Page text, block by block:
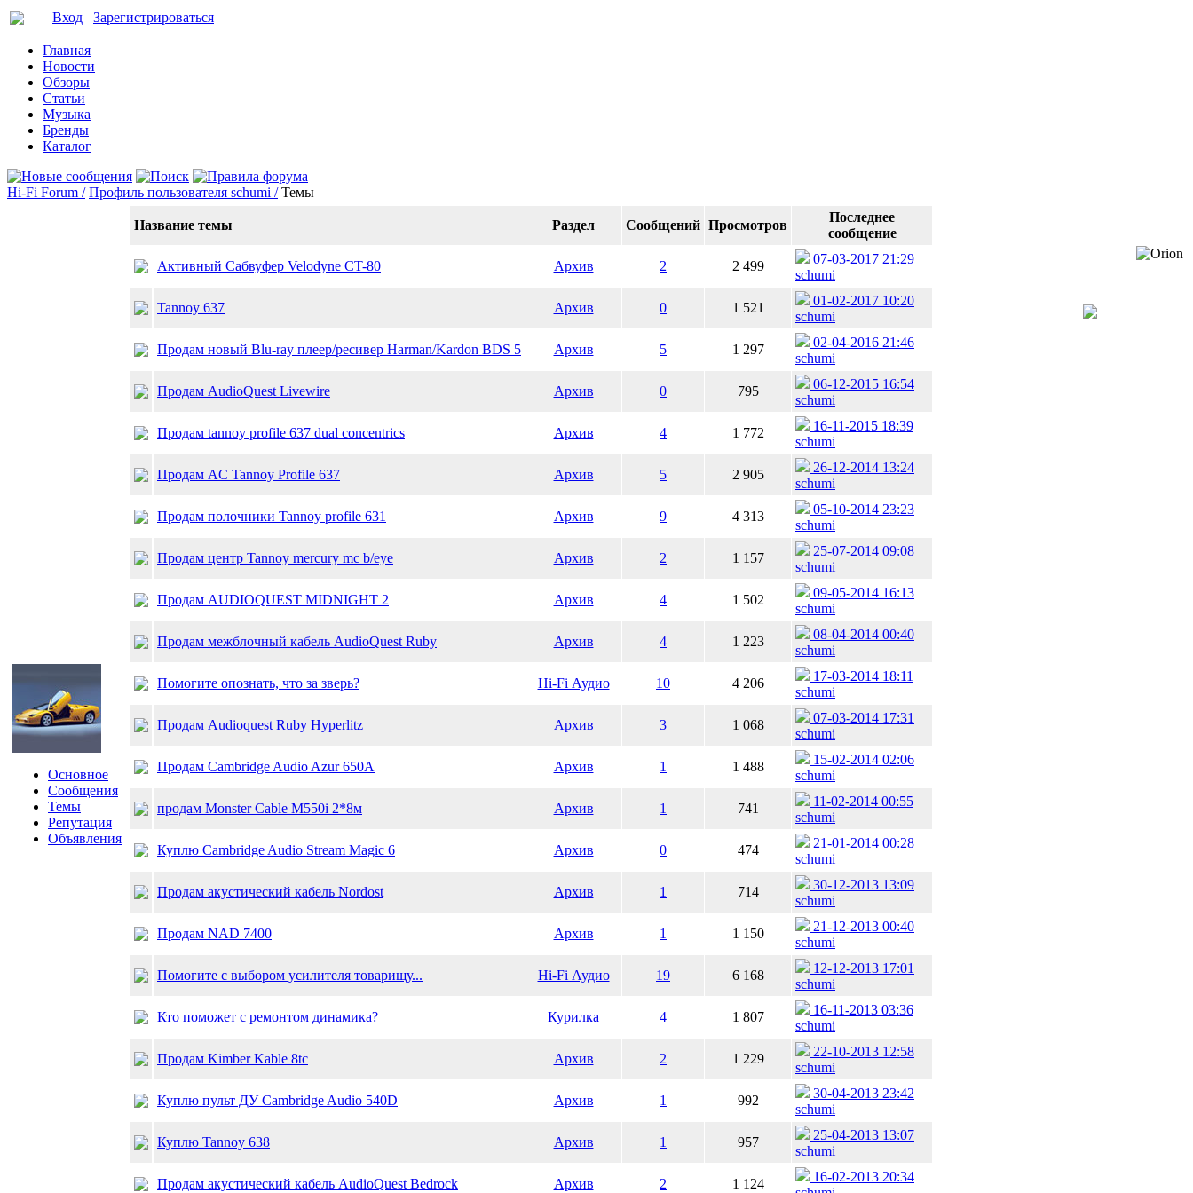
Вход Зарегистрироваться
Главная
Новости
Обзоры
Статьи
Музыка
Бренды
Каталог
Hi-Fi Forum / Профиль пользователя schumi / Темы
Основное
Сообщения
Темы
Репутация
Объявления
Название темы Раздел Сообщений Просмотров
Последнее
сообщение
Активный Сабвуфер Velodyne CT-80 Архив 2 2 499
07-03-2017 21:29
schumi
Tannoy 637 Архив 0 1 521
01-02-2017 10:20
schumi
Продам новый Blu-ray плеер/ресивер Harman/Kardon BDS 5 Архив 5 1 297
02-04-2016 21:46
schumi
Продам AudioQuest Livewire Архив 0 795
06-12-2015 16:54
schumi
Продам tannoy profile 637 dual concentrics Архив 4 1 772
16-11-2015 18:39
schumi
Продам AC Tannoy Profile 637 Архив 5 2 905
26-12-2014 13:24
schumi
Продам полочники Tannoy profile 631 Архив 9 4 313
05-10-2014 23:23
schumi
Продам центр Tannoy mercury mc b/eye Архив 2 1 157
25-07-2014 09:08
schumi
Продам AUDIOQUEST MIDNIGHT 2 Архив 4 1 502
09-05-2014 16:13
schumi
Продам межблочный кабель AudioQuest Ruby Архив 4 1 223
08-04-2014 00:40
schumi
Помогите опознать, что за зверь? Hi-Fi Аудио 10 4 206
17-03-2014 18:11
schumi
Продам Audioquest Ruby Hyperlitz Архив 3 1 068
07-03-2014 17:31
schumi
Продам Cambridge Audio Azur 650A Архив 1 1 488
15-02-2014 02:06
schumi
продам Monster Cable M550i 2*8м Архив 1 741
11-02-2014 00:55
schumi
Куплю Cambridge Audio Stream Magic 6 Архив 0 474
21-01-2014 00:28
schumi
Продам акустический кабель Nordost Архив 1 714
30-12-2013 13:09
schumi
Продам NAD 7400 Архив 1 1 150
21-12-2013 00:40
schumi
Помогите с выбором усилителя товарищу... Hi-Fi Аудио 19 6 168
12-12-2013 17:01
schumi
Кто поможет с ремонтом динамика? Курилка 4 1 807
16-11-2013 03:36
schumi
Продам Kimber Kable 8tc Архив 2 1 229
22-10-2013 12:58
schumi
Куплю пульт ДУ Cambridge Audio 540D Архив 1 992
30-04-2013 23:42
schumi
Куплю Tannoy 638 Архив 1 957
25-04-2013 13:07
schumi
Продам акустический кабель AudioQuest Bedrock Архив 2 1 124
16-02-2013 20:34